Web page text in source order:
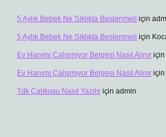
5 Aylık Bebek Ne Sıklıkta Beslenmeli için
5 Aylık Bebek Ne Sıklıkta Beslenmeli için
Ev Hanımı Çalışmıyor Belgesi Nasıl Alınır için
Ev Hanımı Çalışmıyor Belgesi Nasıl Alınır için
Tdk Çalıkuşu Nasıl Yazılır için admin